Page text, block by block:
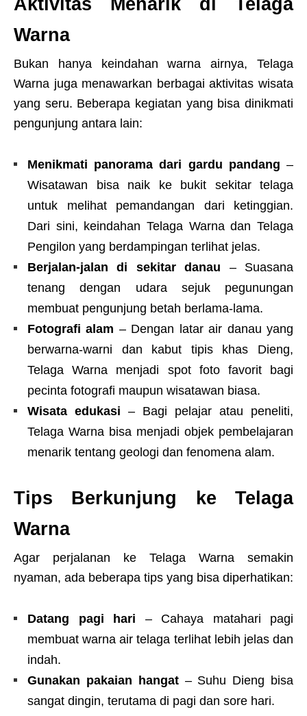
Aktivitas Menarik di Telaga
Warna
Bukan hanya keindahan warna airnya, Telaga
Warna juga menawarkan berbagai aktivitas wisata
yang seru. Beberapa kegiatan yang bisa dinikmati
pengunjung antara lain:
Menikmati panorama dari gardu pandang –
Wisatawan bisa naik ke bukit sekitar telaga
untuk melihat pemandangan dari ketinggian.
Dari sini, keindahan Telaga Warna dan Telaga
Pengilon yang berdampingan terlihat jelas.
Berjalan-jalan di sekitar danau – Suasana
tenang dengan udara sejuk pegunungan
membuat pengunjung betah berlama-lama.
Fotografi alam – Dengan latar air danau yang
berwarna-warni dan kabut tipis khas Dieng,
Telaga Warna menjadi spot foto favorit bagi
pecinta fotografi maupun wisatawan biasa.
Wisata edukasi – Bagi pelajar atau peneliti,
Telaga Warna bisa menjadi objek pembelajaran
menarik tentang geologi dan fenomena alam.
Tips Berkunjung ke Telaga
Warna
Agar perjalanan ke Telaga Warna semakin
nyaman, ada beberapa tips yang bisa diperhatikan:
Datang pagi hari – Cahaya matahari pagi
membuat warna air telaga terlihat lebih jelas dan
indah.
Gunakan pakaian hangat– Suhu Dieng bisa
sangat dingin, terutama di pagi dan sore hari.